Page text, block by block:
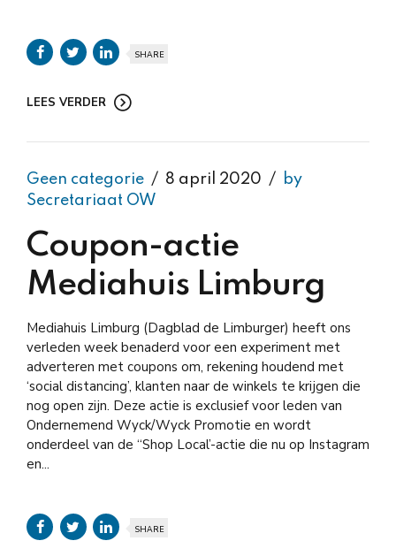
SHARE
LEES VERDER
Geen categorie 8 april 2020
by
Secretariaat OW
Coupon-actie
Mediahuis Limburg
Mediahuis Limburg (Dagblad de Limburger) heeft ons
verleden week benaderd voor een experiment met
adverteren met coupons om, rekening houdend met
‘social distancing’, klanten naar de winkels te krijgen die
nog open zijn. Deze actie is exclusief voor leden van
Ondernemend Wyck/Wyck Promotie en wordt
onderdeel van de “Shop Local’-actie die nu op Instagram
en...
SHARE